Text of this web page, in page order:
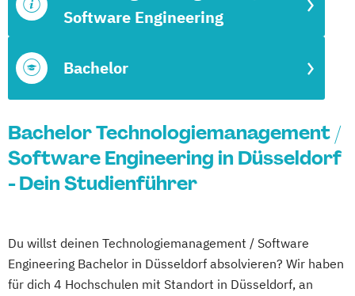
Bachelor
Software Engineering
Bachelor Technologiemanagement /
Software Engineering in Düsseldorf
- Dein Studienführer
Du willst deinen Technologiemanagement / Software
Engineering Bachelor in Düsseldorf absolvieren? Wir haben
für dich 4 Hochschulen mit Standort in Düsseldorf, an